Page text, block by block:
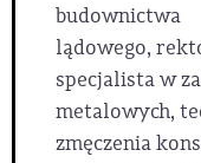
budownictwa
lądowego,
specjalista w
metalowych,
zmęczenia